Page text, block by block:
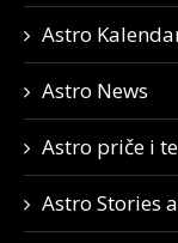
Astro
Astro News
Astro priče i
Astro Stories